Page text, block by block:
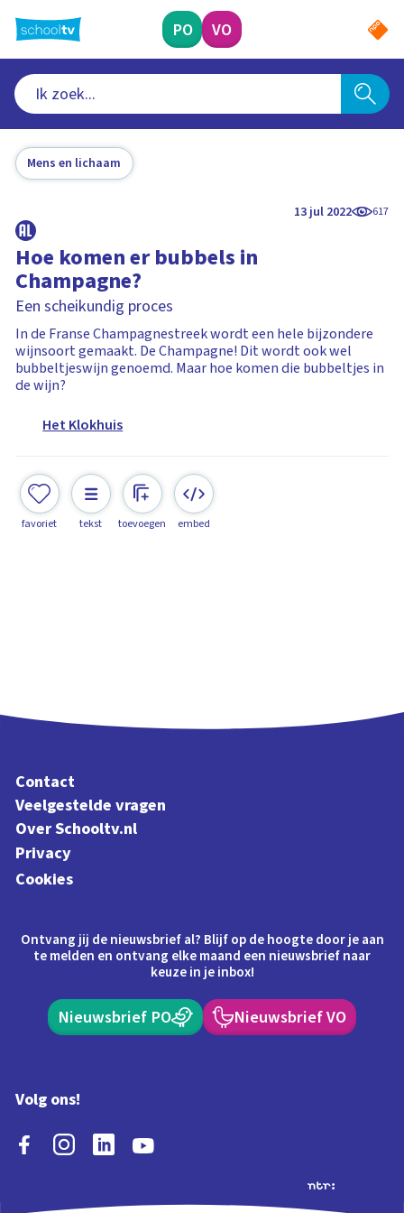
naar
hoofdinhoud
PO VO
Mens en lichaam
13 jul 2022 617
Hoe komen er bubbels in
Champagne?
Een scheikundig proces
In de Franse Champagnestreek wordt een hele bijzondere
wijnsoort gemaakt. De Champagne! Dit wordt ook wel
bubbeltjeswijn genoemd. Maar hoe komen die bubbeltjes in
de wijn?
Het Klokhuis
favoriet tekst toevoegen embed
Contact
Veelgestelde vragen
Over Schooltv.nl
Privacy
Cookies
Ontvang jij de nieuwsbrief al? Blijf op de hoogte door je aan
te melden en ontvang elke maand een nieuwsbrief naar
keuze in je inbox!
Nieuwsbrief PO Nieuwsbrief VO
Volg ons!